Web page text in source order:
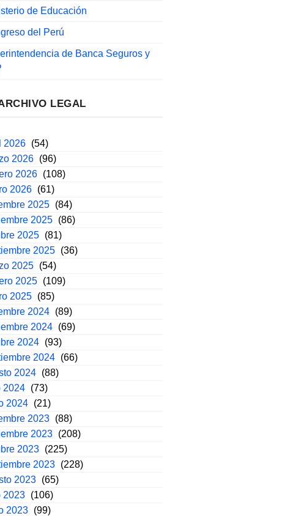
de Educación
del Perú
de Banca Seguros y
LEGAL
2026 (54)
2026 (96)
2026 (108)
2026 (61)
2025 (84)
2025 (86)
2025 (81)
2025 (36)
2025 (54)
2025 (109)
2025 (85)
2024 (89)
2024 (69)
2024 (93)
2024 (66)
2024 (88)
2024 (73)
2024 (21)
2023 (88)
2023 (208)
2023 (225)
2023 (228)
2023 (65)
2023 (106)
2023 (99)